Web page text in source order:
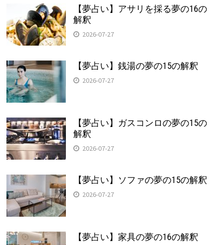
【夢占い】アサリを採る夢の16の
解釈
2026-07-27
【夢占い】銭湯の夢の15の解釈
2026-07-27
【夢占い】ガスコンロの夢の15の
解釈
2026-07-27
【夢占い】ソファの夢の15の解釈
2026-07-27
【夢占い】家具の夢の16の解釈